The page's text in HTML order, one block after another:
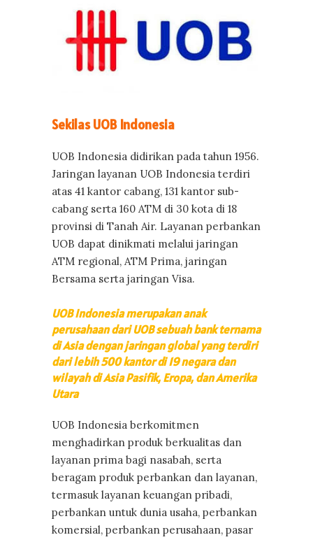
Sekilas UOB Indonesia
UOB Indonesia didirikan pada tahun 1956.
Jaringan layanan UOB Indonesia terdiri
atas 41 kantor cabang, 131 kantor sub-
cabang serta 160 ATM di 30 kota di 18
provinsi di Tanah Air. Layanan perbankan
UOB dapat dinikmati melalui jaringan
ATM regional, ATM Prima, jaringan
Bersama serta jaringan Visa.
UOB Indonesia merupakan anak
perusahaan dari UOB sebuah bank ternama
di Asia dengan jaringan global yang terdiri
dari lebih 500 kantor di 19 negara dan
wilayah di Asia Pasifik, Eropa, dan Amerika
Utara
UOB Indonesia berkomitmen
menghadirkan produk berkualitas dan
layanan prima bagi nasabah, serta
beragam produk perbankan dan layanan,
termasuk layanan keuangan pribadi,
perbankan untuk dunia usaha, perbankan
komersial, perbankan perusahaan, pasar